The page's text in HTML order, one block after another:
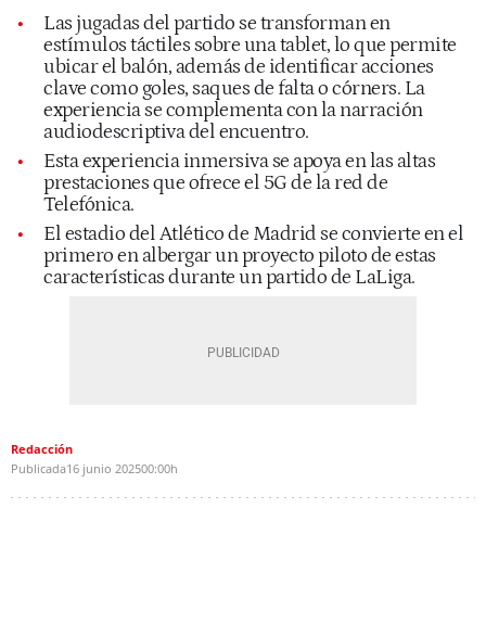
Las jugadas del partido se transforman en
estímulos táctiles sobre una tablet, lo que permite
ubicar el balón, además de identificar acciones
clave como goles, saques de falta o córners. La
experiencia se complementa con la narración
audiodescriptiva del encuentro.
Esta experiencia inmersiva se apoya en las altas
prestaciones que ofrece el 5G de la red de
Telefónica.
El estadio del Atlético de Madrid se convierte en el
primero en albergar un proyecto piloto de estas
características durante un partido de LaLiga.
Redacción
Publicada16 junio 202500:00h